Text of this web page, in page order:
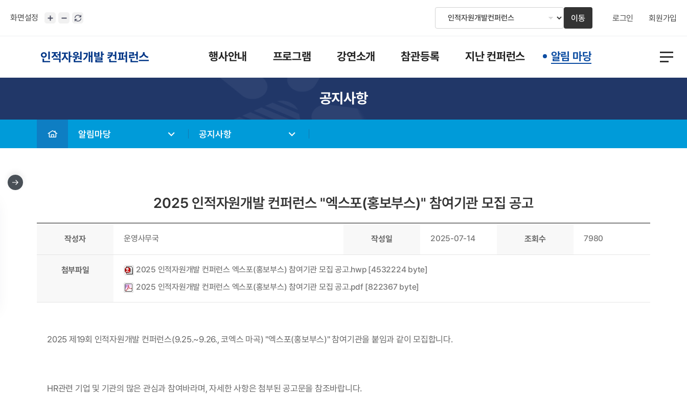
화면설정 이동 로그인 회원가입
인적자원개발 컨퍼런스 행사안내 프로그램 강연소개 참관등록 지난 컨퍼런스 알림 마당
공지사항
알림마당 공지사항
2025 인적자원개발 컨퍼런스 "엑스포(홍보부스)" 참여기관 모집 공고
작성자 운영사무국 작성일 2025-07-14 조회수 7980
첨부파일
2025 인적자원개발 컨퍼런스 엑스포(홍보부스) 참여기관 모집 공고.hwp [4532224 byte]
2025 인적자원개발 컨퍼런스 엑스포(홍보부스) 참여기관 모집 공고.pdf [822367 byte]
2025 제19회 인적자원개발 컨퍼런스(9.25.~9.26., 코엑스 마곡) "엑스포(홍보부스)" 참여기관을 붙임과 같이 모집합니다.
HR관련 기업 및 기관의 많은 관심과 참여바라며, 자세한 사항은 첨부된 공고문을 참조바랍니다.